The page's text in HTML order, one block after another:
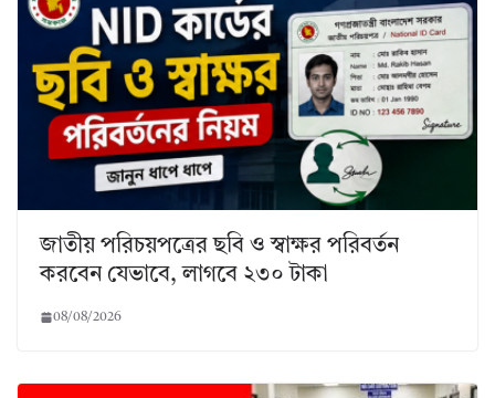
জাতীয় পরিচয়পত্রের ছবি ও স্বাক্ষর পরিবর্তন
করবেন যেভাবে, লাগবে ২৩০ টাকা
08/08/2026